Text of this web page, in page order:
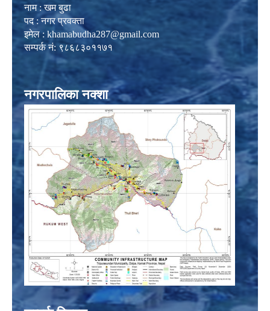
नाम : खम बुढा
पद : नगर प्रवक्ता
इमेल : khamabudha287@gmail.com
सम्पर्क नं: ९८६८३०११७१
नगरपालिका नक्शा